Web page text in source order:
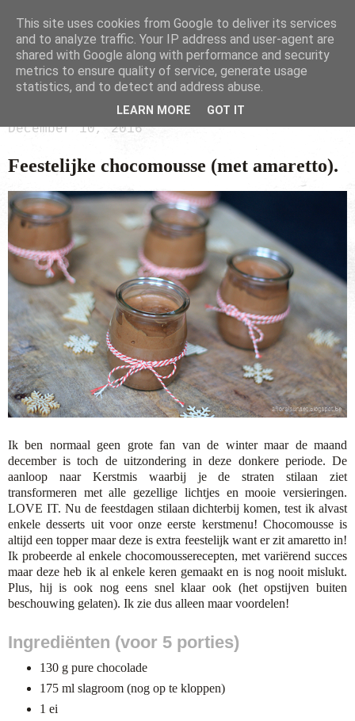
December 10, 2016
Feestelijke chocomousse (met amaretto).
Ik ben normaal geen grote fan van de winter maar de maand
december is toch de uitzondering in deze donkere periode. De
aanloop naar Kerstmis waarbij je de straten stilaan ziet
transformeren met alle gezellige lichtjes en mooie versieringen.
LOVE IT. Nu de feestdagen stilaan dichterbij komen, test ik alvast
enkele desserts uit voor onze eerste kerstmenu! Chocomousse is
altijd een topper maar deze is extra feestelijk want er zit amaretto in!
Ik probeerde al enkele chocomousserecepten, met variërend succes
maar deze heb ik al enkele keren gemaakt en is nog nooit mislukt.
Plus, hij is ook nog eens snel klaar ook (het opstijven buiten
beschouwing gelaten). Ik zie dus alleen maar voordelen!
Ingrediënten (voor 5 porties)
130 g pure chocolade
175 ml slagroom (nog op te kloppen)
1 ei
This site uses cookies from Google to deliver its services
and to analyze traffic. Your IP address and user-agent are
shared with Google along with performance and security
metrics to ensure quality of service, generate usage
statistics, and to detect and address abuse.
LEARN MORE GOT IT